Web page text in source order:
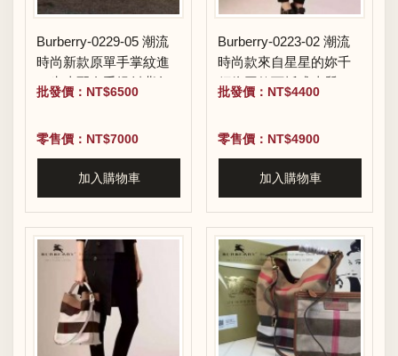
Burberry-0229-05 潮流
時尚新款原單手掌紋進
口牛皮配布手提斜背包
批發價：NT$6500
零售價：NT$7000
加入購物車
Burberry-0223-02 潮流
時尚款來自星星的妳千
頌依同款可拆式皮質斜
背帶水桶包
批發價：NT$4400
零售價：NT$4900
加入購物車